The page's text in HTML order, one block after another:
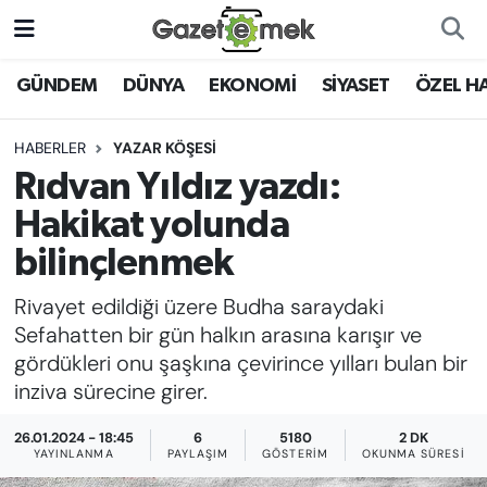
GÜNDEM DÜNYA EKONOMİ SİYASET ÖZEL
HABERLER YAZAR KÖŞESİ
Rıdvan Yıldız yazdı:
Hakikat yolunda
bilinçlenmek
Rivayet edildiği üzere Budha saraydaki
Sefahatten bir gün halkın arasına karışır ve
gördükleri onu şaşkına çevirince yılları bulan bir
inziva sürecine girer.
26.01.2024 - 18:45
YAYINLANMA
6
PAYLAŞIM
5180
GÖSTERIM
2 DK
OKUNMA SÜRESI
DÜNYA
EKONOMİ
EMEK HABERLERİ
YENİ MEDYADA EMEK
GAZETECİLİĞİNİ GELİŞTİRMEK
FAYDALI BİLGİLER
GÜNDEM
EĞİTİM
Nöbetçi Eczaneler
Hava Durumu
İstanbul Namaz Vakitleri
Trafik Durumu
Süper Lig Puan Durumu ve Fikstür
Tüm Manşetler